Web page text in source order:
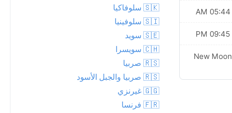
05:44 AM
09:45 PM
New Moon
05:47 AM
09:43 PM
New Moon
🇸🇰 سلوفاكيا
🇸🇮 سلوفينيا
🇸🇪 سويد
🇨🇭 سويسرا
🇷🇸 صربيا
🇷🇸 صربيا والجبل الأسود
🇬🇬 غيرنزي
🇫🇷 فرنسا